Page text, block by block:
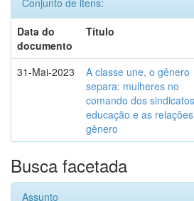
Conjunto de itens:
Data do
documento
Título
31-Mai-2023
A classe une, o gênero
separa: mulheres no
comando dos
educação e as
gênero
Busca facetada
Assunto